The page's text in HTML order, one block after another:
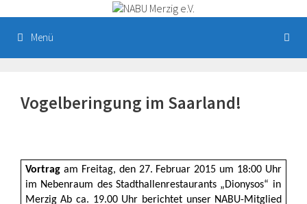
Inhalt
springenMenü
Vogelberingung im Saarland!
Vortrag am Freitag, den 27. Februar 2015 um 18:00 Uhr
im Nebenraum des Stadthallenrestaurants „Dionysos“ in
Merzig Ab ca. 19.00 Uhr berichtet unser NABU-Mitglied